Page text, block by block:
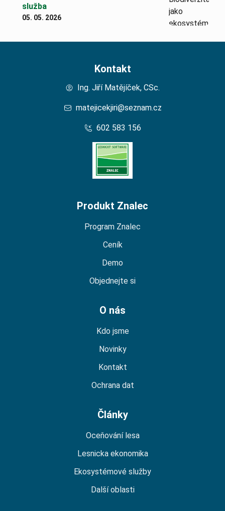
služba
05. 05. 2026
Kontakt
Ing. Jiří Matějíček, CSc.
matejicekjiri@seznam.cz
602 583 156
Domů – Lesní Znalec
Produkt Znalec
Program Znalec
Ceník
Demo
Objednejte si
O nás
Kdo jsme
Novinky
Kontakt
Ochrana dat
Články
Oceňování lesa
Lesnicka ekonomika
Ekosystémové služby
Další oblasti